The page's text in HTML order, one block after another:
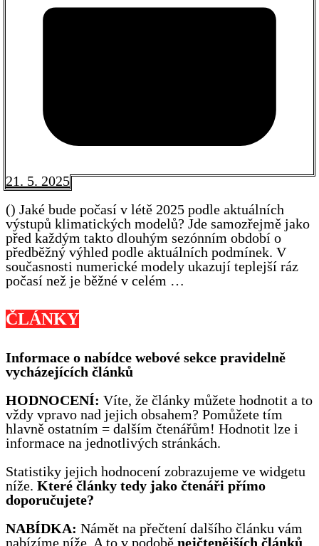
21. 5. 2025
() Jaké bude počasí v létě 2025 podle aktuálních
výstupů klimatických modelů? Jde samozřejmě jako
před každým takto dlouhým sezónním období o
předběžný výhled podle aktuálních podmínek. V
současnosti numerické modely ukazují teplejší ráz
počasí než je běžné v celém …
ČLÁNKY
Informace o nabídce webové sekce pravidelně
vycházejících článků
HODNOCENÍ: Víte, že články můžete hodnotit a to
vždy vpravo nad jejich obsahem? Pomůžete tím
hlavně ostatním = dalším čtenářům! Hodnotit lze i
informace na jednotlivých stránkách.
Statistiky jejich hodnocení zobrazujeme ve widgetu
níže. Které články tedy jako čtenáři přímo
doporučujete?
NABÍDKA: Námět na přečtení dalšího článku vám
nabízíme níže. A to v podobě nejčtenějších článků